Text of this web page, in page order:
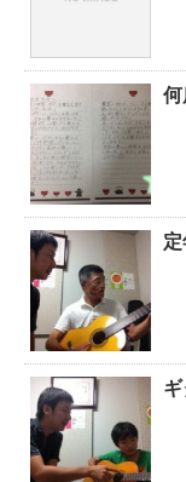
何